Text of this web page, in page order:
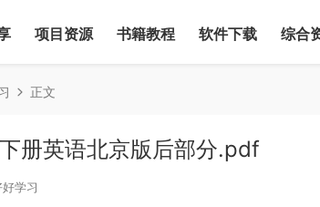
项目资源 书籍教程 软件下载 综合
正文
册英语北京版后部分.pdf
学习